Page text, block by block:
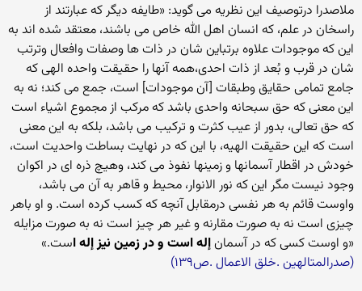
ملاصدرا درتوصیف این نظریه می گوید: «طایفه دیگر که عبارتند از
راسخان در علم، که انسان اهل الله خاص می باشند، معتقد شده اند به
این که موجودات علاوه برتباین شان در ذات ها وصفات وافعال وترتب
شان در قرب و بُعد از ذات احدی،همه آنها را حقیقت واحده الهی که
جامع تمامی حقایق وطبقات [آن موجودات] است، جمع می کند؛ نه به
این معنی که حق سبحانه واحدی باشد که مرکب از مجموع اشیاء است
که حق تعالی، بدور از عیب کثرت و ترکیب می باشد، بلکه به این معنی
است که این حقیقت الهیه، با این که در نهایت بساطت واحدیت است،
خودش در اقطار آسمانها و زمینها نفوذ می کند، وهیچ ذره ای در اکوان
وجود نیست مگر این که نور الانوار، محیط و قاهر به آن می باشد،
واوست قائم به هر نفسی درمقابل آنچه که کسب کرده است. و او باهر
چیزی است نه به صورت مقارنه و غیر هر چیز است نه به صورت مزایله
«و اوست کسی که در آسمانإله است و در زمین نیز إله است.»
(صدرالمتالهین .خلق الاعمال .ص۱۳۹)